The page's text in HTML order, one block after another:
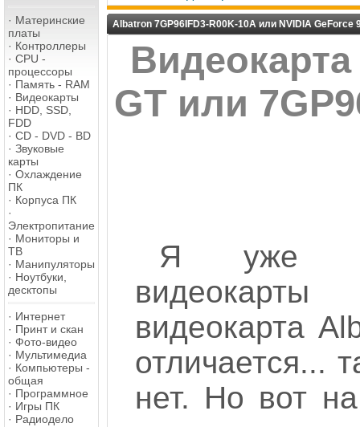
· Материнские
платы
· Контроллеры
· CPU -
процессоры
· Память - RAM
· Видеокарты
· HDD, SSD,
FDD
· CD - DVD - BD
· Звуковые
карты
· Охлаждение
ПК
· Корпуса ПК
·
Электропитание
· Мониторы и
ТВ
· Манипуляторы
· Ноутбуки,
десктопы
· Интернет
· Принт и скан
· Фото-видео
· Мультимедиа
· Компьютеры -
общая
· Программное
· Игры ПК
· Радиодело
Albatron 7GP96IFD3-R00K-10A или NVIDIA GeForce
GT или
Я уже
видеокарта
отличается...
нет. Но вот